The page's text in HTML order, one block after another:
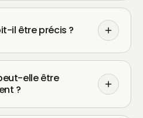
il être précis ?
elle être
?